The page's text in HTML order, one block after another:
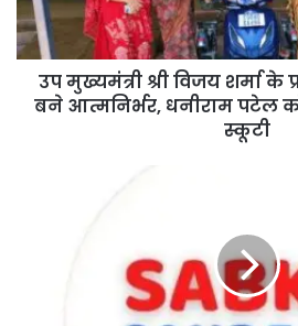
उप मुख्यमंत्री श्री विजय शर्मा के
बने आत्मनिर्भर, धनीराम पटेल
स्कूटी